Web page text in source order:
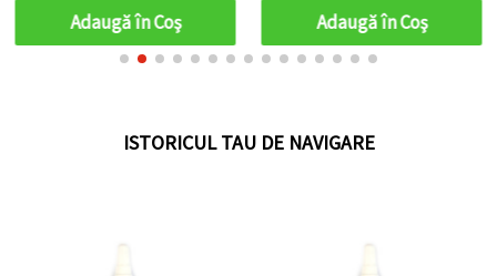
pe hârtie, textile și pânză
Adaugă în Coş Adaugă în Coş
ISTORICUL TAU DE NAVIGARE